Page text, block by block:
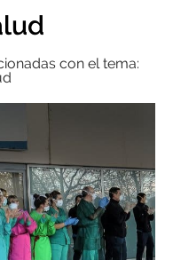
con el tema: